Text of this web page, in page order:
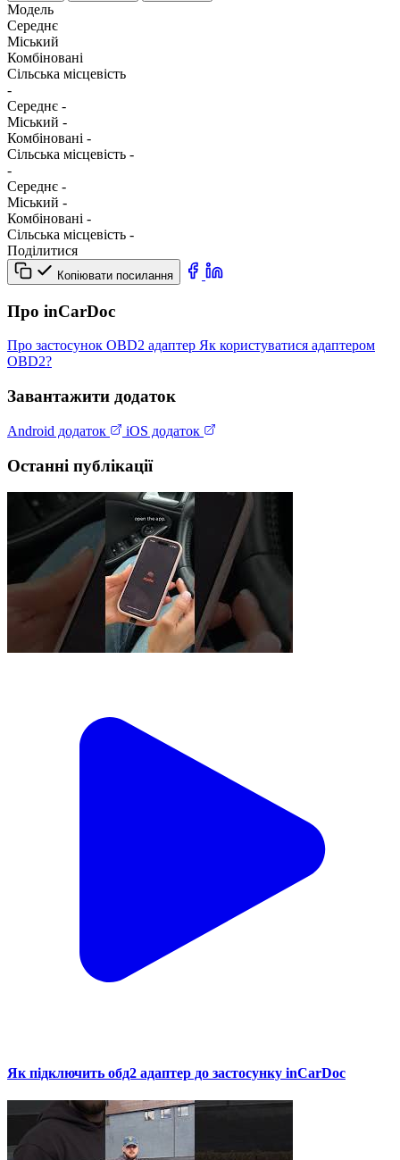
Модель
Середнє
Міський
Комбіновані
Сільська місцевість
-
Середнє -
Міський -
Комбіновані -
Сільська місцевість -
-
Середнє -
Міський -
Комбіновані -
Сільська місцевість -
Поділитися
Копіювати посилання
Про inCarDoc
Про застосунок OBD2 адаптер Як користуватися адаптером
OBD2?
Завантажити додаток
Android додаток iOS додаток
Останні публікації
Як підключить обд2 адаптер до застосунку inCarDoc